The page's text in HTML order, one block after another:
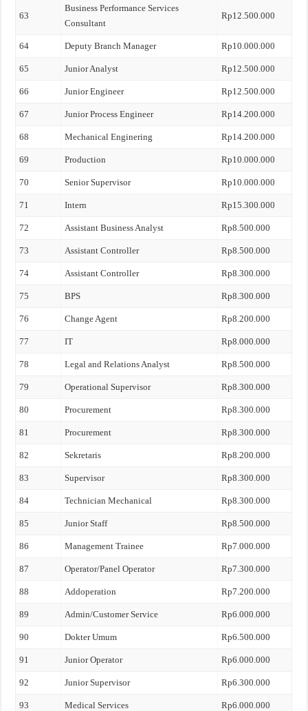
63
Business Performance Services
Consultant
Rp12.500.000
64 Deputy Branch Manager Rp10.000.000
65 Junior Analyst Rp12.500.000
66 Junior Engineer Rp12.500.000
67 Junior Process Engineer Rp14.200.000
68 Mechanical Enginering Rp14.200.000
69 Production Rp10.000.000
70 Senior Supervisor Rp10.000.000
71 Intern Rp15.300.000
72 Assistant Business Analyst Rp8.500.000
73 Assistant Controller Rp8.500.000
74 Assistant Controller Rp8.300.000
75 BPS Rp8.300.000
76 Change Agent Rp8.200.000
77 IT Rp8.000.000
78 Legal and Relations Analyst Rp8.500.000
79 Operational Supervisor Rp8.300.000
80 Procurement Rp8.300.000
81 Procurement Rp8.300.000
82 Sekretaris Rp8.200.000
83 Supervisor Rp8.300.000
84 Technician Mechanical Rp8.300.000
85 Junior Staff Rp8.500.000
86 Management Trainee Rp7.000.000
87 Operator/Panel Operator Rp7.300.000
88 Addoperation Rp7.200.000
89 Admin/Customer Service Rp6.000.000
90 Dokter Umum Rp6.500.000
91 Junior Operator Rp6.000.000
92 Junior Supervisor Rp6.300.000
93 Medical Services Rp6.000.000